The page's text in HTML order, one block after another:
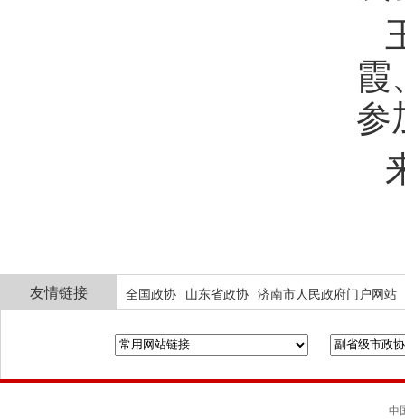
霞
参
友情链接 全国政协 山东省政协 济南市人民政府门户网站
中